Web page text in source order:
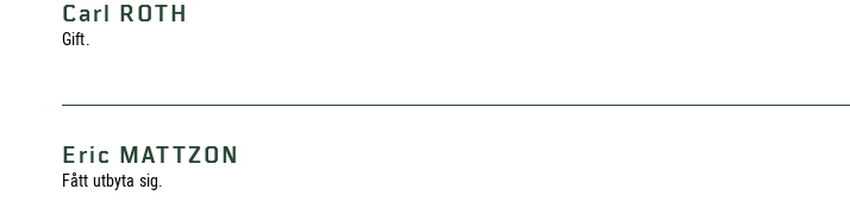
Carl ROTH
Gift.
Eric MATTZON
Fått utbyta sig.